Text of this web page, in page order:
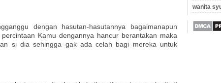
dengan hasutan-hasutannya bagaimanapun
Kamu dengannya hancur berantakan maka
si dia sehingga gak ada celah bagi mereka untuk
wanita